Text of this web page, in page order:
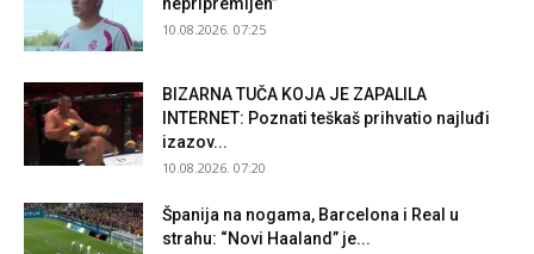
10.08.2026. 07:25
BIZARNA TUČA KOJA JE ZAPALILA
INTERNET: Poznati teškaš prihvatio najluđi
izazov...
10.08.2026. 07:20
Španija na nogama, Barcelona i Real u
strahu: “Novi Haaland” je...